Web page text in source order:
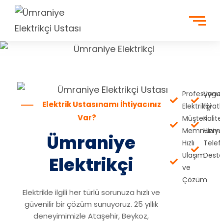
Elektrik Ustasınamı İhtiyacınız
Var?
Ümraniye
Elektrikçi
Elektrikle ilgili her türlü sorunuza hızlı ve
güvenilir bir çözüm sunuyoruz. 25 yıllık
deneyimimizle Ataşehir, Beykoz,
Elektrikçi
Müşteri
Hızlı
Ulaşım
ve
Çözüm